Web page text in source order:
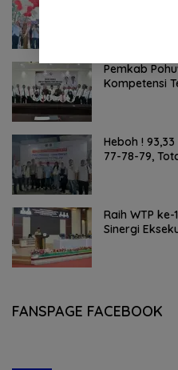
Pemkab
Kompetensi
Heboh !
77-78-79,
Raih WTP
Sinergi
FANSPAGE FACEBOOK